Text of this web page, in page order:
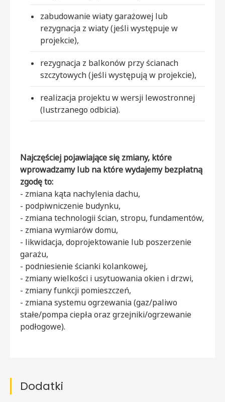
zabudowanie wiaty garażowej lub
rezygnacja z wiaty (jeśli występuje w
projekcie),
rezygnacja z balkonów przy ścianach
szczytowych (jeśli występują w projekcie),
realizacja projektu w wersji lewostronnej
(lustrzanego odbicia).
Najczęściej pojawiające się zmiany, które
wprowadzamy lub na które wydajemy bezpłatną
zgodę to:
- zmiana kąta nachylenia dachu,
- podpiwniczenie budynku,
- zmiana technologii ścian, stropu, fundamentów,
- zmiana wymiarów domu,
- likwidacja, doprojektowanie lub poszerzenie
garażu,
- podniesienie ścianki kolankowej,
- zmiany wielkości i usytuowania okien i drzwi,
- zmiany funkcji pomieszczeń,
- zmiana systemu ogrzewania (gaz/paliwo
stałe/pompa ciepła oraz grzejniki/ogrzewanie
podłogowe).
Dodatki